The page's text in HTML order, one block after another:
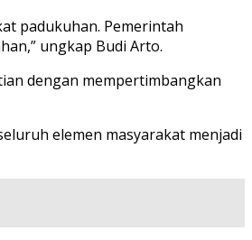
padukuhan. Pemerintah
ungkap Budi Arto.
dengan mempertimbangkan
elemen masyarakat menjadi